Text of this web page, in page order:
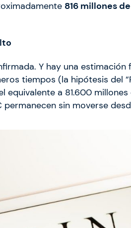
816 millones
Y hay una estimación
tiempos (la hipótesis del
equivalente a 81.600
sin moverse